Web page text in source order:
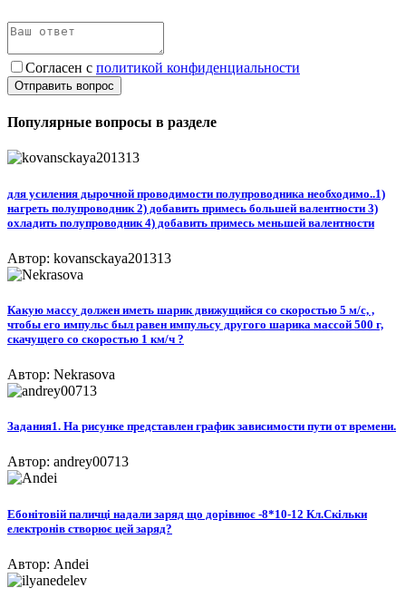
Согласен с политикой конфиденциальности
Отправить вопрос
Популярные вопросы в разделе
для усиления дырочной проводимости полупроводника необходимо..1)
нагреть полупроводник 2) добавить примесь большей валентности 3)
охладить полупроводник 4) добавить примесь меньшей валентности
Автор: kovansckaya201313
Какую массу должен иметь шарик движущийся со скоростью 5 м/с, ,
чтобы его импульс был равен импульсу другого шарика массой 500 г,
скачущего со скоростью 1 км/ч ?
Автор: Nekrasova
Задания1. На рисунке представлен график зависимости пути от времени.​
Автор: andrey00713
Ебонітовій паличці надали заряд що дорівнює -8*10-12 Кл.Скільки
електронів створює цей заряд?
Автор: Andei